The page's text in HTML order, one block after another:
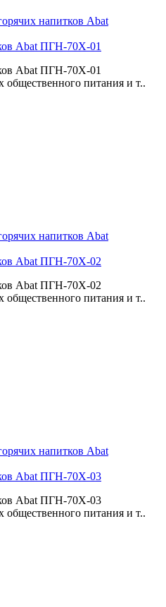
Abat ПГН-70Х-01
Abat ПГН-70Х-01
общественного питания и т..
Abat ПГН-70Х-02
Abat ПГН-70Х-02
общественного питания и т..
Abat ПГН-70Х-03
Abat ПГН-70Х-03
общественного питания и т..